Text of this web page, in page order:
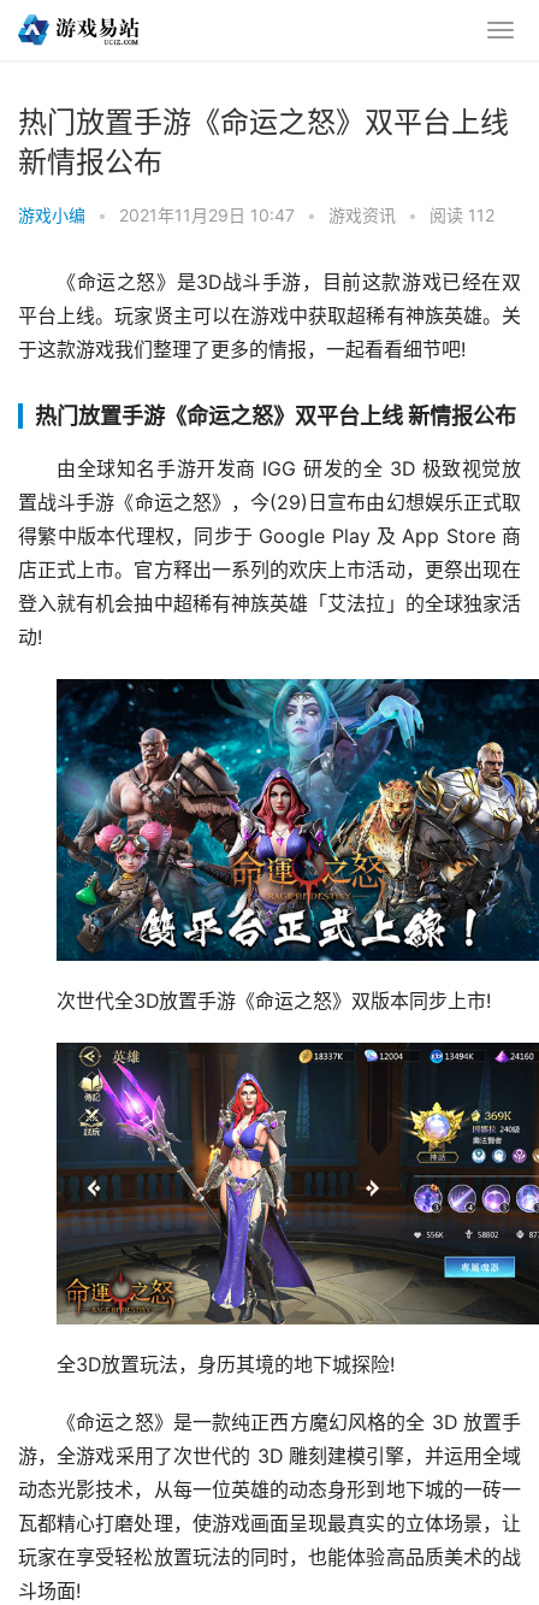
热门放置手游《命运之怒》双平台上线
新情报公布
游戏小编 • 2021年11月29日 10:47 • 游戏资讯 • 阅读 112
《命运之怒》是3D战斗手游，目前这款游戏已经在双
平台上线。玩家贤主可以在游戏中获取超稀有神族英雄。关
于这款游戏我们整理了更多的情报，一起看看细节吧!
热门放置手游《命运之怒》双平台上线 新情报公布
由全球知名手游开发商 IGG 研发的全 3D 极致视觉放
置战斗手游《命运之怒》，今(29)日宣布由幻想娱乐正式取
得繁中版本代理权，同步于 Google Play 及 App Store 商
店正式上市。官方释出一系列的欢庆上市活动，更祭出现在
登入就有机会抽中超稀有神族英雄「艾法拉」的全球独家活
动!
次世代全3D放置手游《命运之怒》双版本同步上市!
全3D放置玩法，身历其境的地下城探险!
《命运之怒》是一款纯正西方魔幻风格的全 3D 放置手
游，全游戏采用了次世代的 3D 雕刻建模引擎，并运用全域
动态光影技术，从每一位英雄的动态身形到地下城的一砖一
瓦都精心打磨处理，使游戏画面呈现最真实的立体场景，让
玩家在享受轻松放置玩法的同时，也能体验高品质美术的战
斗场面!